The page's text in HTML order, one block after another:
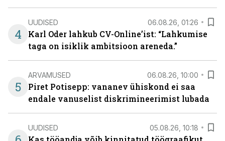
4
UUDISED 06.08.26, 01:26
Karl Oder lahkub CV-Online’ist: “Lahkumise
taga on isiklik ambitsioon areneda.”
5
ARVAMUSED 06.08.26, 10:00
Piret Potisepp: vananev ühiskond ei saa
endale vanuselist diskrimineerimist lubada
UUDISED 05.08.26, 10:18